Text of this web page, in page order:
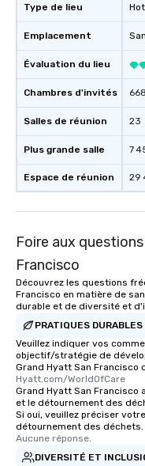
Type de lieu
Emplacement
Évaluation du lieu
Chambres d'invités
Salles de réunion
Plus grande salle
Espace de réunion
668
23
7
29
Foire aux
Francisco
Découvrez les questions
Francisco en matière de
durable et de diversité et
PRATIQUES DURABLES
Veuillez indiquer vos
objectif/stratégie de
Grand Hyatt San Francisco
Hyatt.com/WorldOfCare
Grand Hyatt San
et le détournement des
Si oui, veuillez préciser
détournement des déchets.
Aucune réponse.
DIVERSITÉ ET